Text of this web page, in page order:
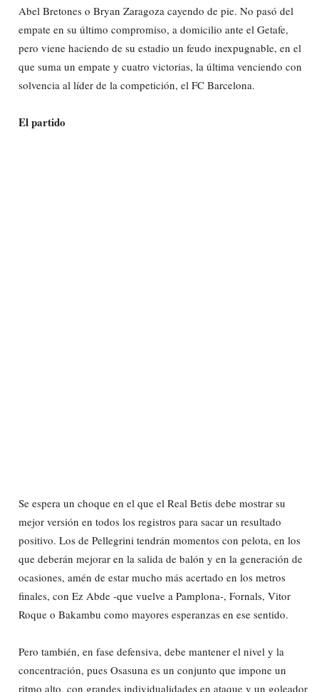
Abel Bretones o Bryan Zaragoza cayendo de pie. No pasó del
empate en su último compromiso, a domicilio ante el Getafe,
pero viene haciendo de su estadio un feudo inexpugnable, en el
que suma un empate y cuatro victorias, la última venciendo con
solvencia al líder de la competición, el FC Barcelona.
El partido
Se espera un choque en el que el Real Betis debe mostrar su
mejor versión en todos los registros para sacar un resultado
positivo. Los de Pellegrini tendrán momentos con pelota, en los
que deberán mejorar en la salida de balón y en la generación de
ocasiones, amén de estar mucho más acertado en los metros
finales, con Ez Abde -que vuelve a Pamplona-, Fornals, Vitor
Roque o Bakambu como mayores esperanzas en ese sentido.
Pero también, en fase defensiva, debe mantener el nivel y la
concentración, pues Osasuna es un conjunto que impone un
ritmo alto, con grandes individualidades en ataque y un goleador